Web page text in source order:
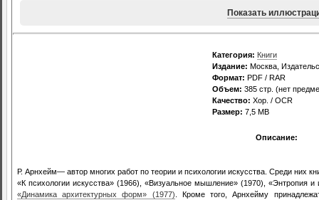
Показать
Категория: Книги
Издание: Москва,
Формат: PDF / RAR
Объем: 385 стр. (нет
Качество: Хор. / OCR
Размер: 7,5 МВ
Описание:
Р. Арнхейм— автор многих работ по теории и психологии искусства. Среди них
«К психологии искусства» (1966), «Визуальное мышление» (1970), «Энтропия
«Динамика архитектурных форм» (1977) . Кроме того, Арнхейму